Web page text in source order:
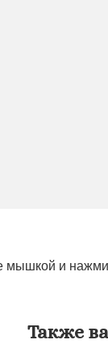
и
Также